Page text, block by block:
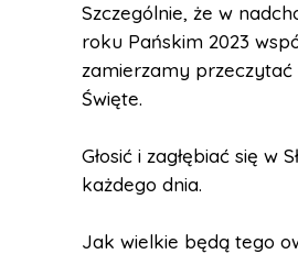
Szczególnie, że w
roku Pańskim 2023
zamierzamy przeczytać
Święte.
Głosić i zagłębiać się w
każdego dnia.
Jak wielkie będą tego